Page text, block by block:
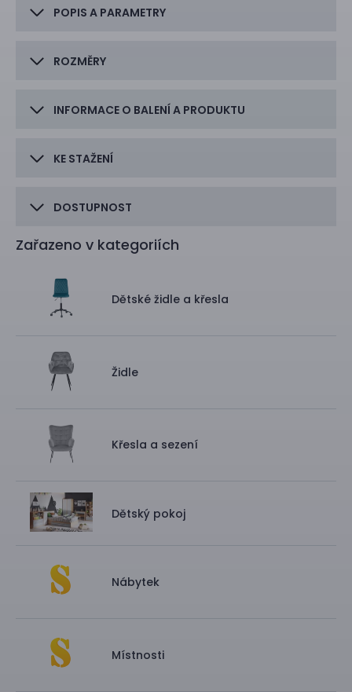
POPIS A PARAMETRY
ROZMĚRY
INFORMACE O BALENÍ A PRODUKTU
KE STAŽENÍ
DOSTUPNOST
Zařazeno v kategoriích
Dětské židle a křesla
Židle
Křesla a sezení
Dětský pokoj
Nábytek
Místnosti